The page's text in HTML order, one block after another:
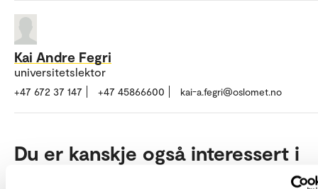
Kai Andre Fegri
universitetslektor
+47 672 37 147 +47 45866600 kai-a.fegri@oslomet.no
Du er kanskje også interessert i